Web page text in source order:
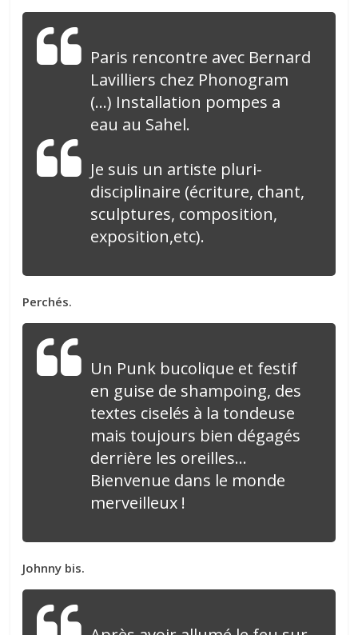
Paris rencontre avec Bernard
Lavilliers chez Phonogram
(…) Installation pompes a
eau au Sahel.
Je suis un artiste pluri-
disciplinaire (écriture, chant,
sculptures, composition,
exposition,etc).
Perchés.
Un Punk bucolique et festif
en guise de shampoing, des
textes ciselés à la tondeuse
mais toujours bien dégagés
derrière les oreilles…
Bienvenue dans le monde
merveilleux !
Johnny bis.